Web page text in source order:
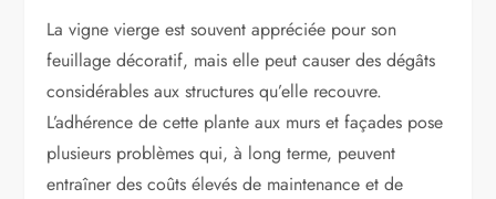
La vigne vierge est souvent appréciée pour son
feuillage décoratif, mais elle peut causer des dégâts
considérables aux structures qu’elle recouvre.
L’adhérence de cette plante aux murs et façades pose
plusieurs problèmes qui, à long terme, peuvent
entraîner des coûts élevés de maintenance et de